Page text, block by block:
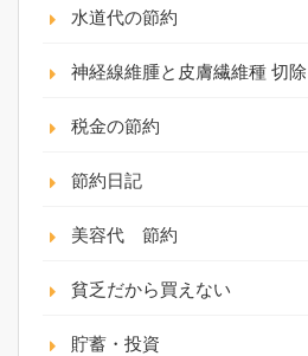
水道代の節約
神経線維腫と皮膚繊維種 切除
税金の節約
節約日記
美容代 節約
貧乏だから買えない
貯蓄・投資